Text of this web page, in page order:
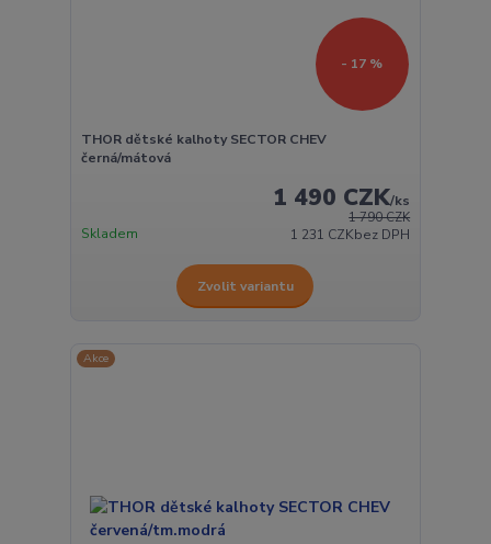
- 17 %
THOR dětské kalhoty SECTOR CHEV
černá/mátová
1 790 CZK
1 490 CZK/ks
1 231 CZKbez DPH
Skladem
Zvolit variantu
Akce